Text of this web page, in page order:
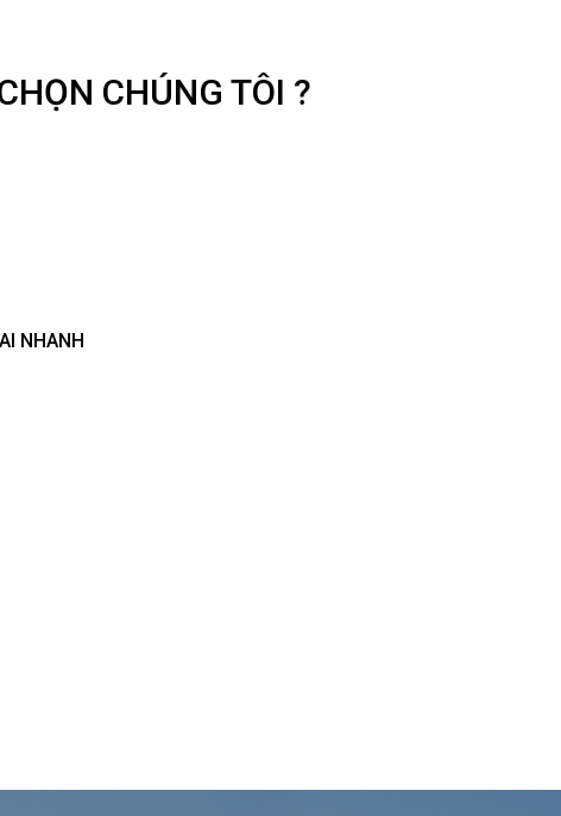
CHÚNG TÔI ?
NHANH